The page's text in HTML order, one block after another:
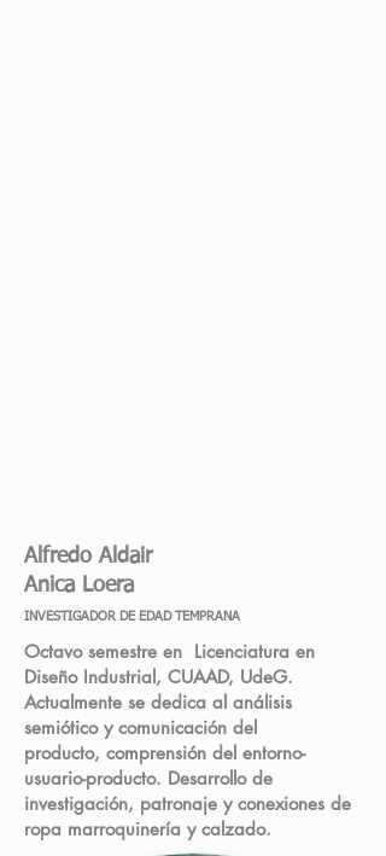
Alfredo Aldair
Anica Loera
INVESTIGADOR DE EDAD TEMPRANA
Octavo semestre en Licenciatura en
Diseño Industrial, CUAAD, UdeG.
Actualmente se dedica al análisis
semiótico y comunicación del
producto, comprensión del entorno-
usuario-producto. Desarrollo de
investigación, patronaje y conexiones de
ropa marroquinería y calzado.